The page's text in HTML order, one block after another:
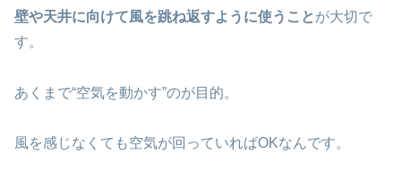
壁や天井に向けて風を跳ね返すように使うことが大切で
す。
あくまで“空気を動かす”のが目的。
風を感じなくても空気が回っていればOKなんです。